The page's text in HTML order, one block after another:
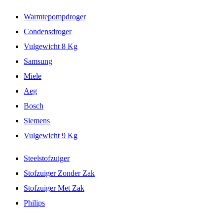
Warmtepompdroger
Condensdroger
Vulgewicht 8 Kg
Samsung
Miele
Aeg
Bosch
Siemens
Vulgewicht 9 Kg
Steelstofzuiger
Stofzuiger Zonder Zak
Stofzuiger Met Zak
Philips